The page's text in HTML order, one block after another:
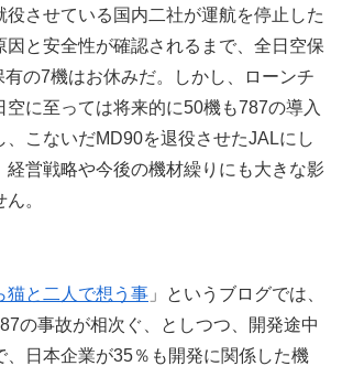
役させている国内二社が運航を停止した
因と安全性が確認されるまで、全日空保
の7機はお休みだ。しかし、ローンチ
空に至っては将来的に50機も787の導入
、こないだMD90を退役させたJALにし
経営戦略や今後の機材繰りにも大きな影
。
猫と二人で想う事 」というブログでは、
の事故が相次ぐ、としつつ、開発途中
、日本企業が35％も開発に関係した機